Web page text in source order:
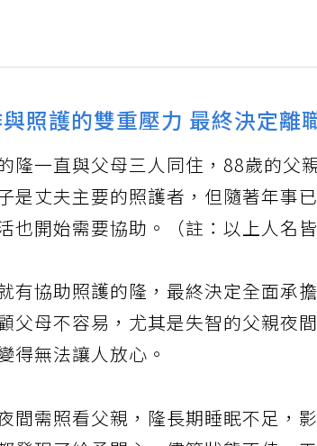
照護的雙重壓力 最終決定離
隆一直與父母三人同住，88歲的父
是丈夫主要的照護者，但隨著年事
也開始需要協助。（註：以上人名皆
有協助照護的隆，最終決定全面承
父母不容易，尤其是失智的父親夜
得無法讓人放心。
間需照看父親，隆長期睡眠不足，